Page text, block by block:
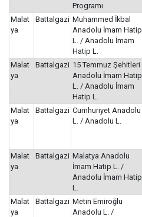
Programı
Malat
ya
Battalgazi Muhammed İkbal
Anadolu İmam Hatip
L. / Anadolu İmam
Hatip L.
Malat
ya
Battalgazi 15 Temmuz Şehitleri
Anadolu İmam Hatip
L. / Anadolu İmam
Hatip L.
Malat
ya
Battalgazi Cumhuriyet Anadolu
L. / Anadolu L.
Malat
ya
Battalgazi Malatya Anadolu
İmam Hatip L. /
Anadolu İmam Hatip
L.
Malat
ya
Battalgazi Metin Emiroğlu
Anadolu L. /